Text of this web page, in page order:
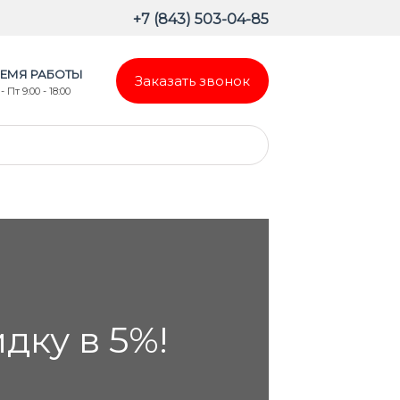
+7 (843) 503-04-85
РАБОТЫ
Пт 9:00 - 18:00
Заказать звонок
в 5%!